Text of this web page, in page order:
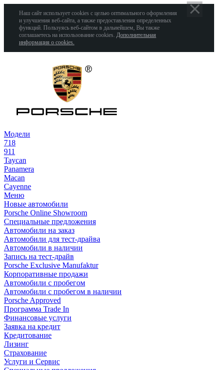
Наш сайт использует cookies с целью оптимального оформления
и улучшения веб-сайта, а также предоставления определенных
функций. Пользуясь веб-сайтом в дальнейшем, Вы также
соглашаетесь на использование cookies. Дополнительная
информация о cookies.
Модели
718
911
Taycan
Panamera
Macan
Cayenne
Меню
Новые автомобили
Porsche Online Showroom
Специальные предложения
Автомобили на заказ
Автомобили для тест-драйва
Автомобили в наличии
Запись на тест-драйв
Porsche Exclusive Manufaktur
Корпоративные продажи
Автомобили с пробегом
Автомобили с пробегом в наличии
Porsche Approved
Программа Trade In
Финансовые услуги
Заявка на кредит
Кредитование
Лизинг
Страхование
Услуги и Сервис